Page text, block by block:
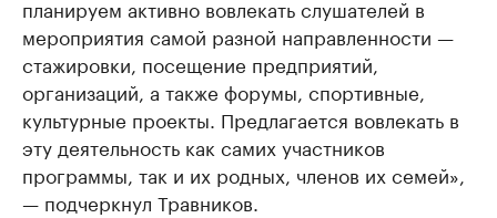
планируем активно вовлекать слушателей в
мероприятия самой разной направленности —
стажировки, посещение предприятий,
организаций, а также форумы, спортивные,
культурные проекты. Предлагается вовлекать в
эту деятельность как самих участников
программы, так и их родных, членов их семей»,
— подчеркнул Травников.